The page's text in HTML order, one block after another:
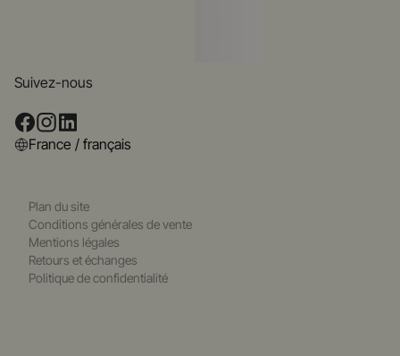
Suivez-nous
France / français
Plan du site
Conditions générales de vente
Mentions légales
Retours et échanges
Politique de confidentialité